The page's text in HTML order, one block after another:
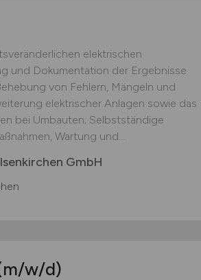
elektrischen
und Dokumentation der Ergebnisse
von Fehlern, Mängeln und
elektrischer Anlagen sowie das
bei Umbauten; Selbstständige
Wartung und...
GmbH
w/d)